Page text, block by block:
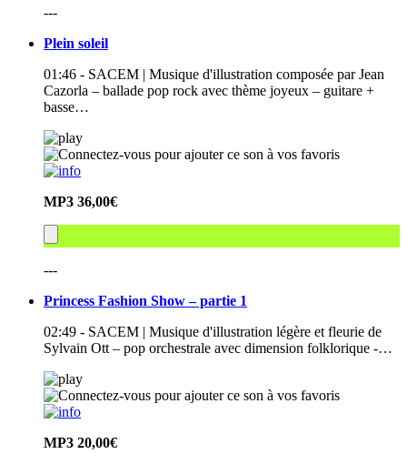
---
Plein soleil
01:46 - SACEM | Musique d'illustration composée par Jean
Cazorla – ballade pop rock avec thème joyeux – guitare +
basse…
MP3 36,00€
---
Princess Fashion Show – partie 1
02:49 - SACEM | Musique d'illustration légère et fleurie de
Sylvain Ott – pop orchestrale avec dimension folklorique -…
MP3 20,00€